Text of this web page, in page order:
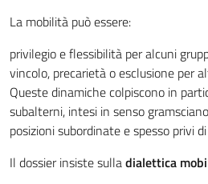
La mobilità può essere:
privilegio e flessibilità per alcuni
vincolo, precarietà o esclusione per
Queste dinamiche colpiscono in
subalterni, intesi in senso
posizioni subordinate e spesso privi
Il dossier insiste sulladialettica